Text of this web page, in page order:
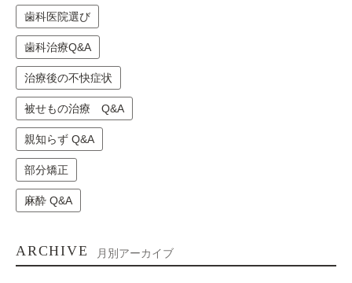
歯科医院選び
歯科治療Q&A
治療後の不快症状
被せもの治療 Q&A
親知らず Q&A
部分矯正
麻酔 Q&A
ARCHIVE 月別アーカイブ